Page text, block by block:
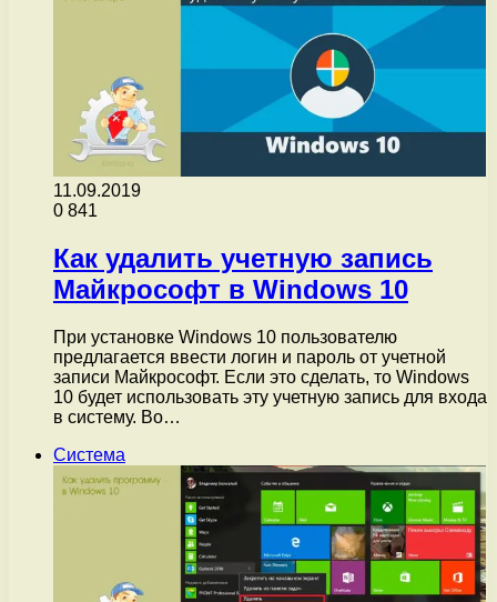
11.09.2019
0 841
Как удалить учетную запись
Майкрософт в Windows 10
При установке Windows 10 пользователю
предлагается ввести логин и пароль от учетной
записи Майкрософт. Если это сделать, то Windows
10 будет использовать эту учетную запись для входа
в систему. Во…
Система